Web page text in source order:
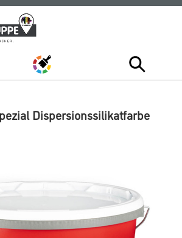
Dispersionssilikatfarbe